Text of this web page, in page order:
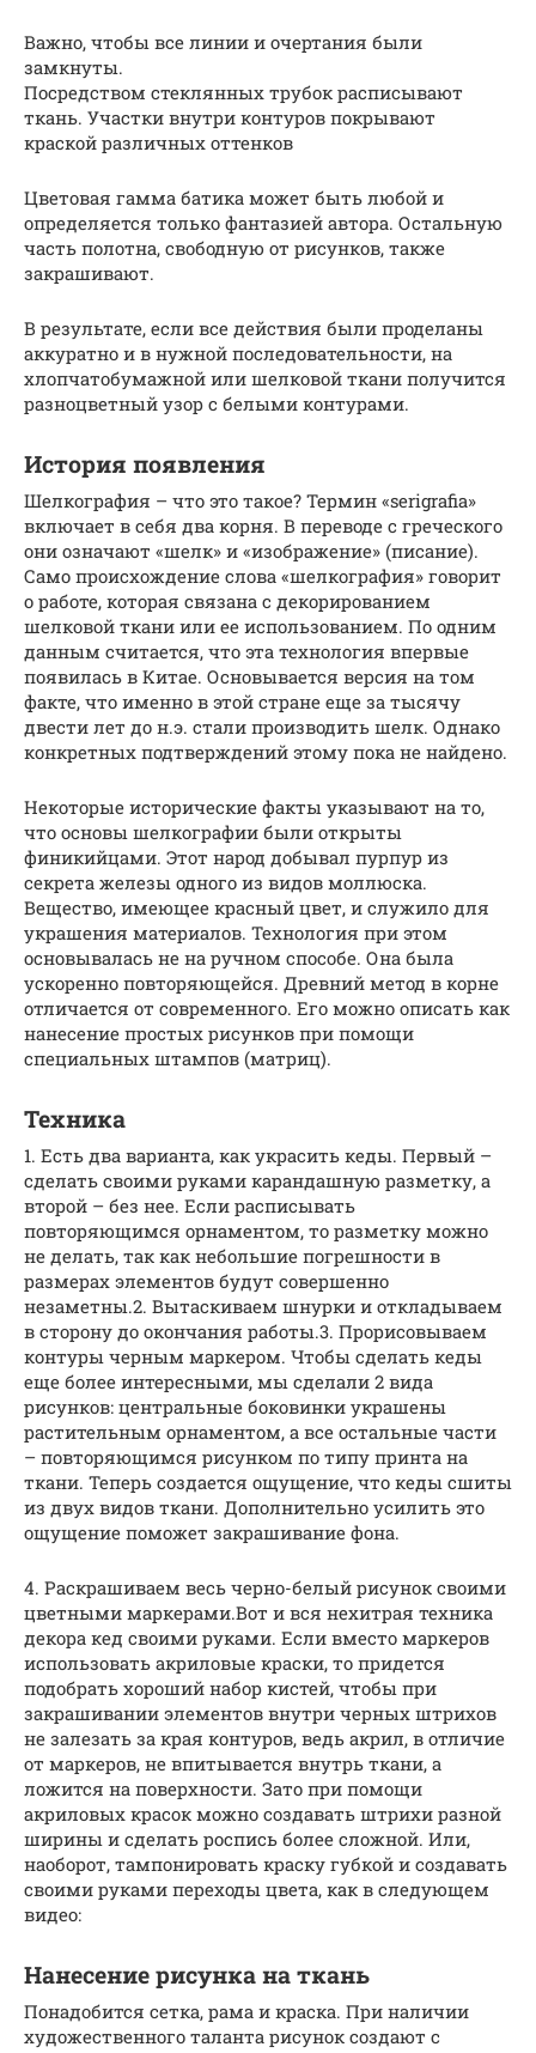
Важно, чтобы все линии и очертания были
замкнуты.
Посредством стеклянных трубок расписывают
ткань. Участки внутри контуров покрывают
краской различных оттенков
Цветовая гамма батика может быть любой и
определяется только фантазией автора. Остальную
часть полотна, свободную от рисунков, также
закрашивают.
В результате, если все действия были проделаны
аккуратно и в нужной последовательности, на
хлопчатобумажной или шелковой ткани получится
разноцветный узор с белыми контурами.
История появления
Шелкография – что это такое? Термин «serigrafia»
включает в себя два корня. В переводе с греческого
они означают «шелк» и «изображение» (писание).
Само происхождение слова «шелкография» говорит
о работе, которая связана с декорированием
шелковой ткани или ее использованием. По одним
данным считается, что эта технология впервые
появилась в Китае. Основывается версия на том
факте, что именно в этой стране еще за тысячу
двести лет до н.э. стали производить шелк. Однако
конкретных подтверждений этому пока не найдено.
Некоторые исторические факты указывают на то,
что основы шелкографии были открыты
финикийцами. Этот народ добывал пурпур из
секрета железы одного из видов моллюска.
Вещество, имеющее красный цвет, и служило для
украшения материалов. Технология при этом
основывалась не на ручном способе. Она была
ускоренно повторяющейся. Древний метод в корне
отличается от современного. Его можно описать как
нанесение простых рисунков при помощи
специальных штампов (матриц).
Техника
1. Есть два варианта, как украсить кеды. Первый –
сделать своими руками карандашную разметку, а
второй – без нее. Если расписывать
повторяющимся орнаментом, то разметку можно
не делать, так как небольшие погрешности в
размерах элементов будут совершенно
незаметны.2. Вытаскиваем шнурки и откладываем
в сторону до окончания работы.3. Прорисовываем
контуры черным маркером. Чтобы сделать кеды
еще более интересными, мы сделали 2 вида
рисунков: центральные боковинки украшены
растительным орнаментом, а все остальные части
– повторяющимся рисунком по типу принта на
ткани. Теперь создается ощущение, что кеды сшиты
из двух видов ткани. Дополнительно усилить это
ощущение поможет закрашивание фона.
4. Раскрашиваем весь черно-белый рисунок своими
цветными маркерами.Вот и вся нехитрая техника
декора кед своими руками. Если вместо маркеров
использовать акриловые краски, то придется
подобрать хороший набор кистей, чтобы при
закрашивании элементов внутри черных штрихов
не залезать за края контуров, ведь акрил, в отличие
от маркеров, не впитывается внутрь ткани, а
ложится на поверхности. Зато при помощи
акриловых красок можно создавать штрихи разной
ширины и сделать роспись более сложной. Или,
наоборот, тампонировать краску губкой и создавать
своими руками переходы цвета, как в следующем
видео:
Нанесение рисунка на ткань
Понадобится сетка, рама и краска. При наличии
художественного таланта рисунок создают с